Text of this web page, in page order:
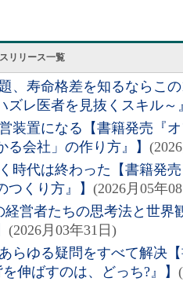
リリース一覧
、寿命格差を知るならこ
ズレ医者を見抜くスキル～
装置になる【書籍発売『
る会社」の作り方』】
時代は終わった【書籍発
つくり方』】 (2026月05年
経営者たちの思考法と世界
(2026月03年31日)
らゆる疑問をすべて解决
伸ばすのは、どっち?』】